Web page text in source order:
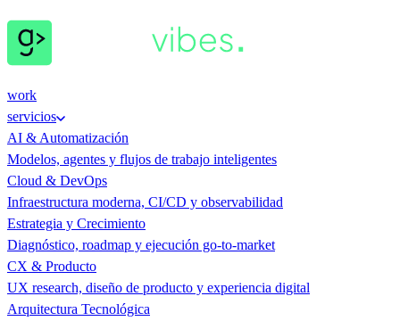
work
servicios
AI & Automatización
Modelos, agentes y flujos de trabajo inteligentes
Cloud & DevOps
Infraestructura moderna, CI/CD y observabilidad
Estrategia y Crecimiento
Diagnóstico, roadmap y ejecución go-to-market
CX & Producto
UX research, diseño de producto y experiencia digital
Arquitectura Tecnológica